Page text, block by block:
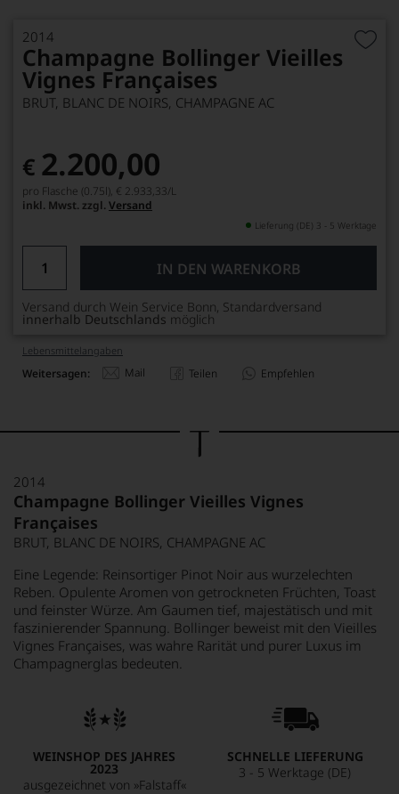
2014
Champagne Bollinger Vieilles
Vignes Françaises
BRUT, BLANC DE NOIRS, CHAMPAGNE AC
€ 2.200,00
pro Flasche (0.75l), € 2.933,33/L
inkl. Mwst. zzgl. Versand
Lieferung (DE) 3 - 5 Werktage
IN DEN WARENKORB
Versand durch Wein Service Bonn, Standardversand
innerhalb Deutschlands möglich
Lebensmittel­angaben
Weitersagen: Mail Teilen Empfehlen
2014
Champagne Bollinger Vieilles Vignes
Françaises
BRUT, BLANC DE NOIRS, CHAMPAGNE AC
Eine Legende: Reinsortiger Pinot Noir aus wurzelechten
Reben. Opulente Aromen von getrockneten Früchten, Toast
und feinster Würze. Am Gaumen tief, majestätisch und mit
faszinierender Spannung. Bollinger beweist mit den Vieilles
Vignes Françaises, was wahre Rarität und purer Luxus im
Champagnerglas bedeuten.
WEINSHOP DES JAHRES
2023
ausgezeichnet von »Falstaff«
SCHNELLE LIEFERUNG
3 - 5 Werktage (DE)